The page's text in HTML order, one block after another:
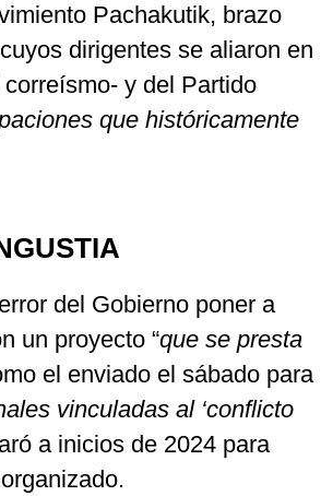
Pachakutik, brazo
dirigentes se aliaron en
y del Partido
que históricamente
del Gobierno poner a
un proyecto “que se presta
el enviado el sábado para
vinculadas al ‘conflicto
a inicios de 2024 para